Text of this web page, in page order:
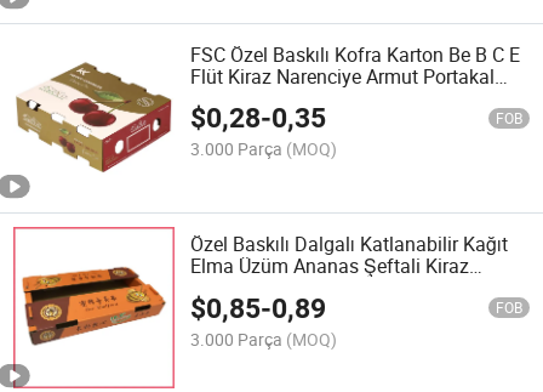
FSC Özel Baskılı Kofra Karton Be B C E
Flüt Kiraz Narenciye Armut Portakal
Elma Muz Meyve Sebze Hediye
Ambalajı Paketleme Karton Kutusu
$0,28-0,35 FOB
3.000 Parça (MOQ)
Özel Baskılı Dalgalı Katlanabilir Kağıt
Elma Üzüm Ananas Şeftali Kiraz
Tepsisi Ambalaj Karton Kutusu
$0,85-0,89 FOB
3.000 Parça (MOQ)